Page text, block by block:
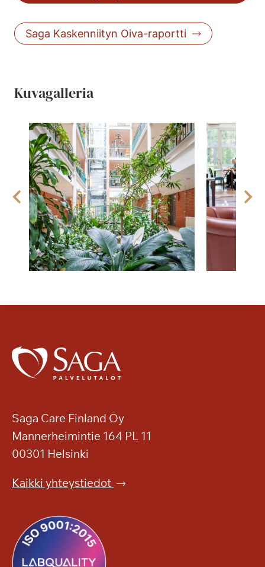
Saga Kaskenniityn Oiva-raportti
Kuvagalleria
Saga Care Finland Oy
Mannerheimintie 164 PL 11
00301 Helsinki
Kaikki yhteystiedot